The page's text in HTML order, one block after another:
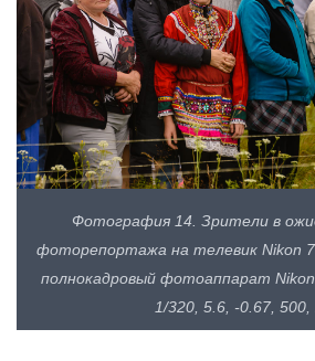
Фотография 14. Зрители в
фоторепортажа на телевик Nikon
полнокадровый фотоаппарат
1/320, 5.6, -0.67, 500,